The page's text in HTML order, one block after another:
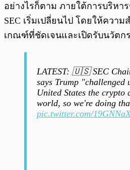
อย่างไรก็ตาม ภายใต้การบริหา
SEC เริ่มเปลี่ยนไป โดยให้ควา
เกณฑ์ที่ชัดเจนและเปิดรับนวัตก
LATEST: 🇺🇸 SEC
says Trump "challenged
United States the crypto
world, so we're doing
pic.twitter.com/